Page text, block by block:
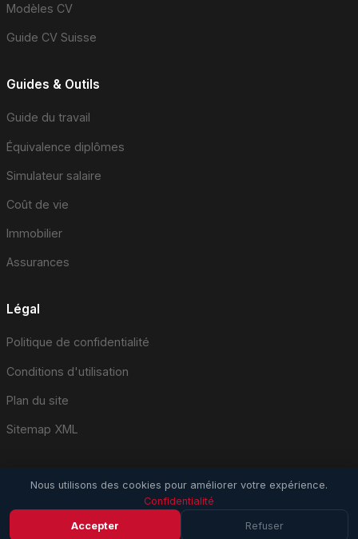
Modèles CV
Guide CV Suisse
Guides & Outils
Guide du travail
Équivalence diplômes
Simulateur salaire
Coût de vie
Immobilier
Assurances
Légal
Politique de confidentialité
Conditions d'utilisation
Plan du site
Sitemap XML
© 2026 EmploiSuisse.com. Tous droits réservés.
Nous utilisons des cookies pour améliorer votre expérience.
Confidentialité
Accepter Refuser